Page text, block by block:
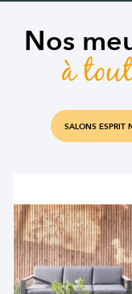
Nos
à
SALONS ESPRIT